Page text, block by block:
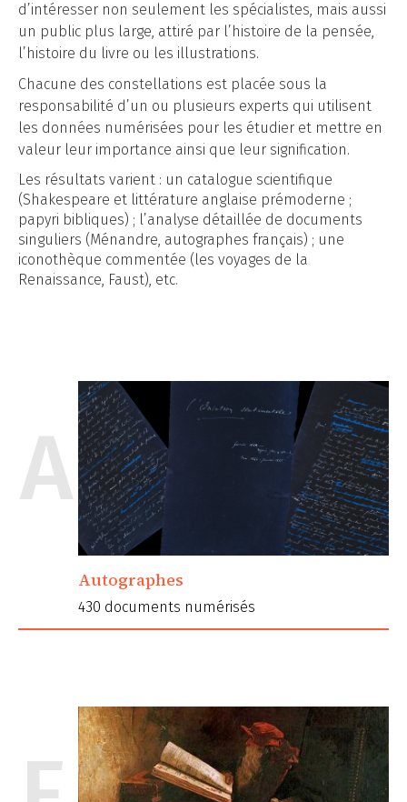
d’intéresser non seulement les spécialistes, mais aussi
un public plus large, attiré par l’histoire de la pensée,
l’histoire du livre ou les illustrations.
Chacune des constellations est placée sous la
responsabilité d’un ou plusieurs experts qui utilisent
les données numérisées pour les étudier et mettre en
valeur leur importance ainsi que leur signification.
Les résultats varient : un catalogue scientifique
(Shakespeare et littérature anglaise prémoderne ;
papyri bibliques) ; l’analyse détaillée de documents
singuliers (Ménandre, autographes français) ; une
iconothèque commentée (les voyages de la
Renaissance, Faust), etc.
A
Autographes
430 documents numérisés